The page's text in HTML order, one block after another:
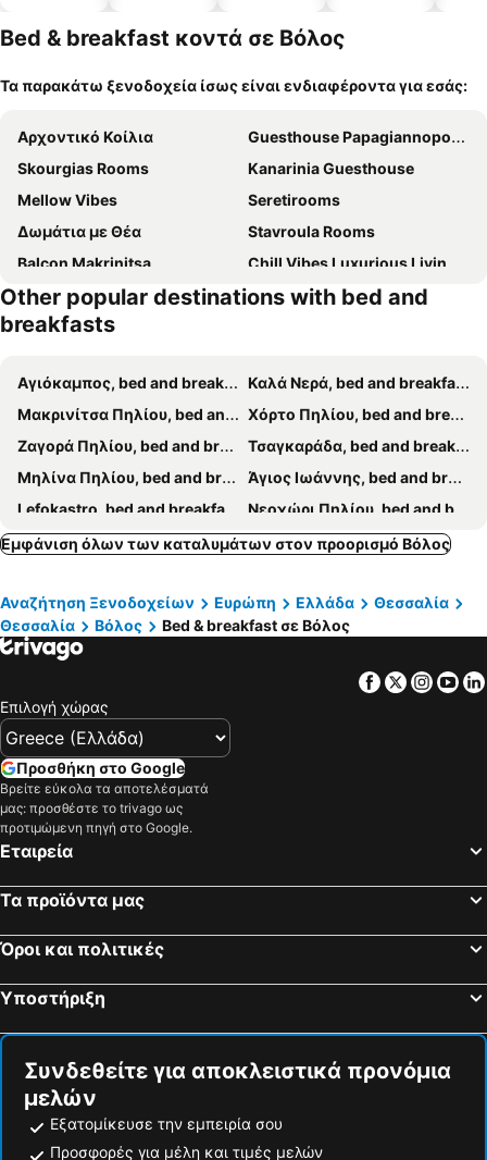
κατοικίδι
α
Bed & breakfast κοντά σε Βόλος
Τα παρακάτω ξενοδοχεία ίσως είναι ενδιαφέροντα για εσάς:
Αρχοντικό Κοίλια
Guesthouse Papagiannopoulou
Skourgias Rooms
Kanarinia Guesthouse
Mellow Vibes
Seretirooms
Δωμάτια με Θέα
Stavroula Rooms
Balcon Makrinitsa
Chill Vibes Luxurious Living House
Gatzea Eden Garden - DELUXE Δίκλινο δωμάτιο
Aggelos Rooms 2
Other popular destinations with bed and
breakfasts
Αγιόκαμπος, bed and breakfasts
Καλά Νερά, bed and breakfasts
Μακρινίτσα Πηλίου, bed and breakfasts
Χόρτο Πηλίου, bed and breakfasts
Ζαγορά Πηλίου, bed and breakfasts
Τσαγκαράδα, bed and breakfasts
Μηλίνα Πηλίου, bed and breakfasts
Άγιος Ιωάννης, bed and breakfasts
Lefokastro, bed and breakfasts
Νεοχώρι Πηλίου, bed and breakfasts
Λαύκος Πηλίου, bed and breakfasts
Τρούλος, bed and breakfasts
Άγιος Λαυρέντιος Πηλίου, bed and breakfasts
Πορταριά, bed and breakfasts
Χορευτό, bed and breakfasts
Εμφάνιση όλων των καταλυμάτων στον προορισμό Βόλος
Αναζήτηση Ξενοδοχείων Ευρώπη Ελλάδα
Θεσσαλία
Θεσσαλία
Βόλος Bed & breakfast σε Βόλος
Facebook
Twitter
Επιλογή χώρας
Προσθήκη στο Google
Βρείτε εύκολα τα αποτελέσματά
μας: προσθέστε το trivago ως
προτιμώμενη πηγή στο Google.
Εταιρεία
Τα προϊόντα μας
Όροι και πολιτικές
Υποστήριξη
Συνδεθείτε για αποκλειστικά προνόμια
μελών
Εξατομίκευσε την εμπειρία σου
Προσφορές για μέλη και τιμές μελών